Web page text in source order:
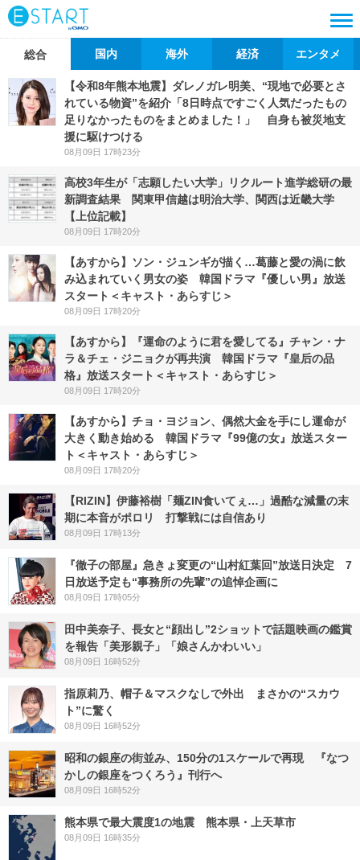
総合 国内 海外 経済 エンタメ
【令和8年熊本地震】ダレノガレ明美、“現地で必要とさ
れている物資”を紹介「8日時点ですごく人気だったもの
足りなかったものをまとめました！」 自身も被災地支
援に駆けつける
08月09日 17時23分
高校3年生が「志願したい大学」リクルート進学総研の最
新調査結果 関東甲信越は明治大学、関西は近畿大学
【上位記載】
08月09日 17時20分
【あすから】ソン・ジュンギが描く…葛藤と愛の渦に飲
み込まれていく男女の姿 韓国ドラマ『優しい男』放送
スタート＜キャスト・あらすじ＞
08月09日 17時20分
【あすから】『運命のように君を愛してる』チャン・ナ
ラ＆チェ・ジニョクが再共演 韓国ドラマ『皇后の品
格』放送スタート＜キャスト・あらすじ＞
08月09日 17時20分
【あすから】チョ・ヨジョン、偶然大金を手にし運命が
大きく動き始める 韓国ドラマ『99億の女』放送スター
ト＜キャスト・あらすじ＞
08月09日 17時20分
【RIZIN】伊藤裕樹「麺ZIN食いてぇ…」過酷な減量の末
期に本音がポロリ 打撃戦には自信あり
08月09日 17時13分
『徹子の部屋』急きょ変更の“山村紅葉回”放送日決定 7
日放送予定も“事務所の先輩”の追悼企画に
08月09日 17時05分
田中美奈子、長女と“顔出し”2ショットで話題映画の鑑賞
を報告「美形親子」「娘さんかわいい」
08月09日 16時52分
指原莉乃、帽子＆マスクなしで外出 まさかの“スカウ
ト”に驚く
08月09日 16時52分
昭和の銀座の街並み、150分の1スケールで再現 『なつ
かしの銀座をつくろう』刊行へ
08月09日 16時52分
熊本県で最大震度1の地震 熊本県・上天草市
08月09日 16時35分